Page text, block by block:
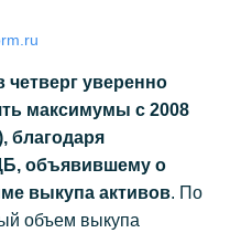
уверенно
максимумы c 2008
благодаря
объявившему о
выкупа активов. По
объем выкупа